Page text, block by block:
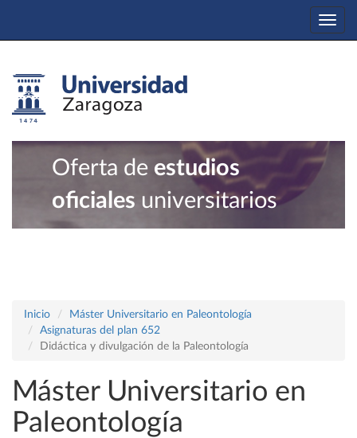
Oferta de estudios
oficiales universitarios
Inicio
Máster Universitario en Paleontología
Asignaturas del plan 652
Didáctica y divulgación de la Paleontología
Máster Universitario en
Paleontología